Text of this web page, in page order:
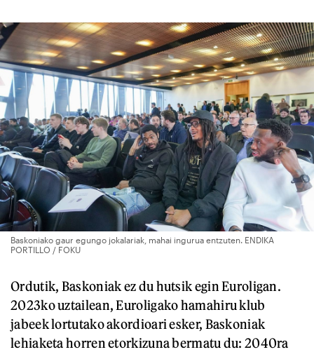
Baskoniako gaur egungo jokalariak, mahai ingurua entzuten. ENDIKA
PORTILLO / FOKU
Ordutik, Baskoniak ez du hutsik egin Euroligan.
2023ko uztailean, Euroligako hamahiru klub
jabeek lortutako akordioari esker, Baskoniak
lehiaketa horren etorkizuna bermatu du: 2040ra